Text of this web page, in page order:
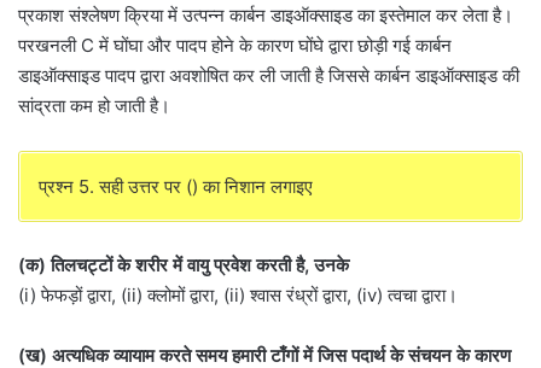
प्रकाश संश्लेषण क्रिया में उत्पन्न कार्बन डाइऑक्साइड का इस्तेमाल कर लेता है।
परखनली C में घोंघा और पादप होने के कारण घोंघे द्वारा छोड़ी गई कार्बन
डाइऑक्साइड पादप द्वारा अवशोषित कर ली जाती है जिससे कार्बन डाइऑक्साइड की
सांद्रता कम हो जाती है।
प्रश्न 5. सही उत्तर पर () का निशान लगाइए
(क) तिलचट्टों के शरीर में वायु प्रवेश करती है, उनके
(i) फेफड़ों द्वारा, (ii) क्लोमों द्वारा, (ii) श्वास रंध्रों द्वारा, (iv) त्वचा द्वारा।
(ख) अत्यधिक व्यायाम करते समय हमारी टाँगों में जिस पदार्थ के संचयन के कारण